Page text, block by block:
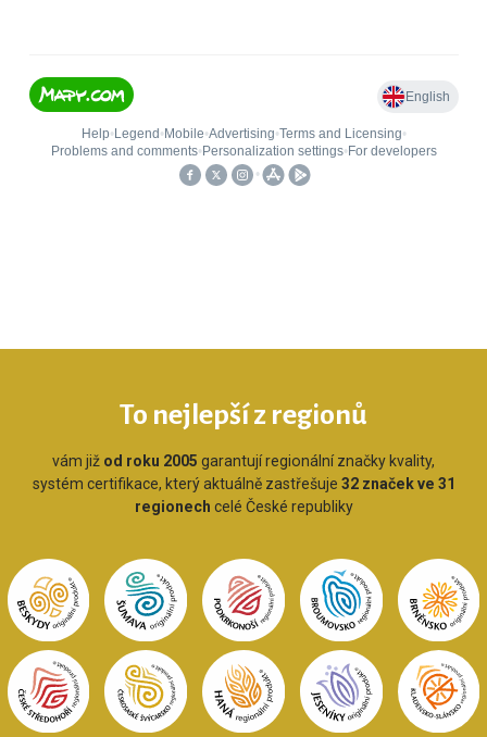
To nejlepší z regionů
vám již od roku 2005 garantují regionální značky kvality,
systém certifikace, který aktuálně zastřešuje 32 značek ve 31
regionech celé České republiky